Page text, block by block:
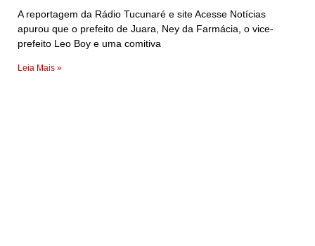
A reportagem da Rádio Tucunaré e site Acesse Notícias
apurou que o prefeito de Juara, Ney da Farmácia, o vice-
prefeito Leo Boy e uma comitiva
Leia Mais »